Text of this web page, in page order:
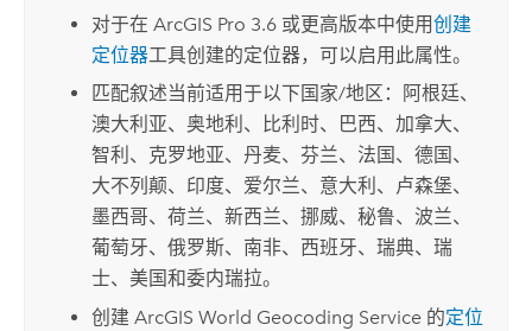
对于在 ArcGIS Pro 3.6 或更高版本中使用创建
定位器工具创建的定位器，可以启用此属性。
匹配叙述当前适用于以下国家/地区：阿根廷、
澳大利亚、奥地利、比利时、巴西、加拿大、
智利、克罗地亚、丹麦、芬兰、法国、德国、
大不列颠、印度、爱尔兰、意大利、卢森堡、
墨西哥、荷兰、新西兰、挪威、秘鲁、波兰、
葡萄牙、俄罗斯、南非、西班牙、瑞典、瑞
士、美国和委内瑞拉。
创建 ArcGIS World Geocoding Service的定位